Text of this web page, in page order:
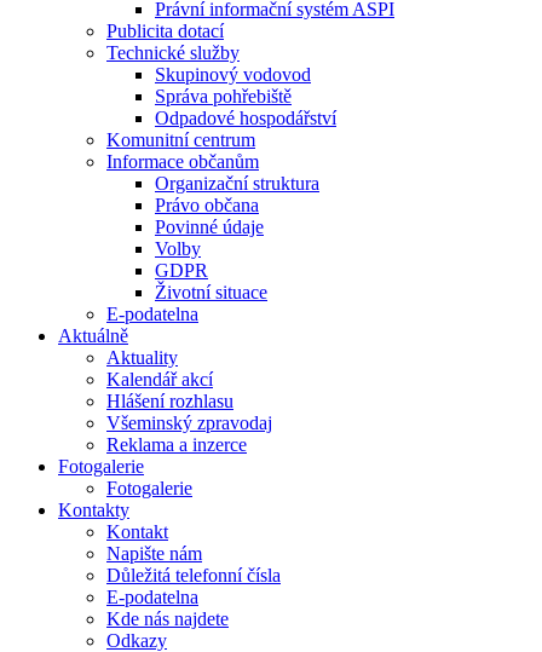
Právní informační systém ASPI
Publicita dotací
Technické služby
Skupinový vodovod
Správa pohřebiště
Odpadové hospodářství
Komunitní centrum
Informace občanům
Organizační struktura
Právo občana
Povinné údaje
Volby
GDPR
Životní situace
E-podatelna
Aktuálně
Aktuality
Kalendář akcí
Hlášení rozhlasu
Všeminský zpravodaj
Reklama a inzerce
Fotogalerie
Fotogalerie
Kontakty
Kontakt
Napište nám
Důležitá telefonní čísla
E-podatelna
Kde nás najdete
Odkazy